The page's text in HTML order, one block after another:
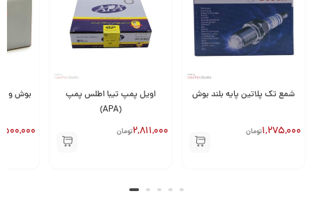
شمع تک پلاتین پایه بلند بوش
1,275,000تومان
اویل پمپ تیبا اطلس پمپ
(APA)
2,811,000تومان